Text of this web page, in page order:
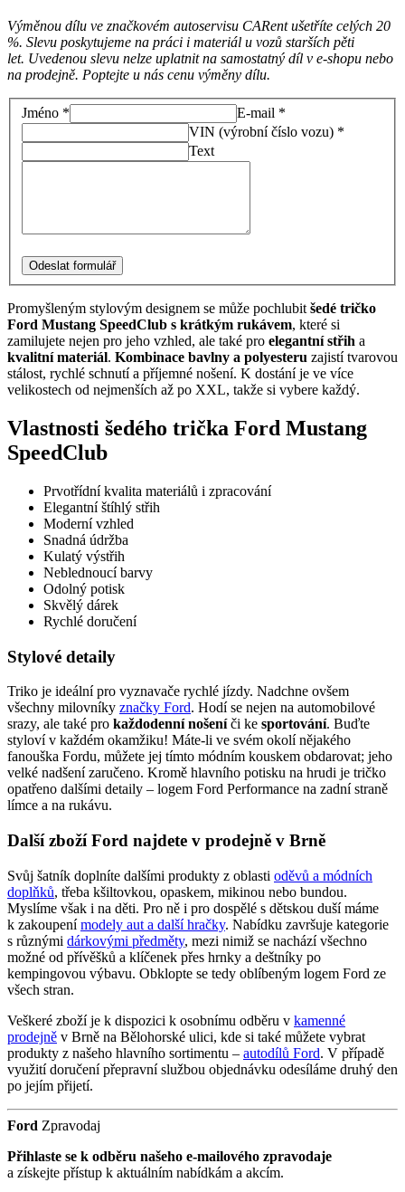
Výměnou dílu ve značkovém autoservisu CARent ušetříte celých 20
%. Slevu poskytujeme na práci i materiál u vozů starších pěti
let. Uvedenou slevu nelze uplatnit na samostatný díl v e-shopu nebo
na prodejně. Poptejte u nás cenu výměny dílu.
Jméno *
E-mail *
VIN (výrobní číslo vozu) *
Text
Odeslat formulář
Promyšleným stylovým designem se může pochlubit šedé tričko
Ford Mustang SpeedClub s krátkým rukávem, které si
zamilujete nejen pro jeho vzhled, ale také pro elegantní střih a
kvalitní materiál. Kombinace bavlny a polyesteru zajistí tvarovou
stálost, rychlé schnutí a příjemné nošení. K dostání je ve více
velikostech od nejmenších až po XXL, takže si vybere každý.
Vlastnosti šedého trička Ford Mustang
SpeedClub
Prvotřídní kvalita materiálů i zpracování
Elegantní štíhlý střih
Moderní vzhled
Snadná údržba
Kulatý výstřih
Neblednoucí barvy
Odolný potisk
Skvělý dárek
Rychlé doručení
Stylové detaily
Triko je ideální pro vyznavače rychlé jízdy. Nadchne ovšem
všechny milovníky značky Ford. Hodí se nejen na automobilové
srazy, ale také pro každodenní nošeníči ke sportování. Buďte
styloví v každém okamžiku! Máte-li ve svém okolí nějakého
fanouška Fordu, můžete jej tímto módním kouskem obdarovat; jeho
velké nadšení zaručeno. Kromě hlavního potisku na hrudi je tričko
opatřeno dalšími detaily – logem Ford Performance na zadní straně
límce a na rukávu.
Další zboží Ford najdete v prodejně v Brně
Svůj šatník doplníte dalšími produkty z oblasti oděvů a módních
doplňků, třeba kšiltovkou, opaskem, mikinou nebo bundou.
Myslíme však i na děti. Pro ně i pro dospělé s dětskou duší máme
k zakoupenímodely aut a další hračky. Nabídku završuje kategorie
s různými dárkovými předměty, mezi nimiž se nachází všechno
možné od přívěšků a klíčenek přes hrnky a deštníky po
kempingovou výbavu. Obklopte se tedy oblíbeným logem Ford ze
všech stran.
Veškeré zboží je k dispozici k osobnímu odběru v kamenné
prodejně v Brně na Bělohorské ulici, kde si také můžete vybrat
produkty z našeho hlavního sortimentu – autodílů Ford. V případě
využití doručení přepravní službou objednávku odesíláme druhý den
po jejím přijetí.
Ford Zpravodaj
Přihlaste se k odběru našeho e-mailového zpravodaje
a získejte přístup k aktuálním nabídkám a akcím.